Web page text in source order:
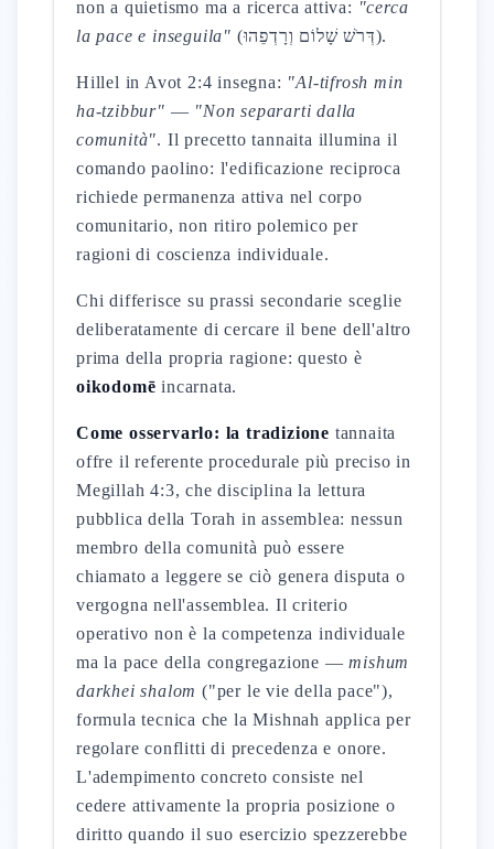
non a quietismo ma a ricerca attiva: "cerca
la pace e inseguila"
(דְּרֹשׁ שָׁלוֹם וְרָדְפֵהוּ).
Hillel in Avot 2:4 insegna: "Al-tifrosh min
ha-tzibbur" — "Non separarti dalla
comunità". Il precetto tannaita illumina il
comando paolino: l'edificazione reciproca
richiede permanenza attiva nel corpo
comunitario, non ritiro polemico per
ragioni di coscienza individuale.
Chi differisce su prassi secondarie sceglie
deliberatamente di cercare il bene dell'altro
prima della propria ragione: questo è
oikodomē incarnata.
Come osservarlo: la tradizione tannaita
offre il referente procedurale più preciso in
Megillah 4:3, che disciplina la lettura
pubblica della Torah in assemblea: nessun
membro della comunità può essere
chiamato a leggere se ciò genera disputa o
vergogna nell'assemblea. Il criterio
operativo non è la competenza individuale
ma la pace della congregazione —mishum
darkhei shalom ("per le vie della pace"),
formula tecnica che la Mishnah applica per
regolare conflitti di precedenza e onore.
L'adempimento concreto consiste nel
cedere attivamente la propria posizione o
diritto quando il suo esercizio spezzerebbe